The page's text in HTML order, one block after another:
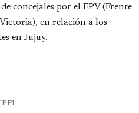
concejales por el FPV (Frente
en relación a los
en Jujuy.